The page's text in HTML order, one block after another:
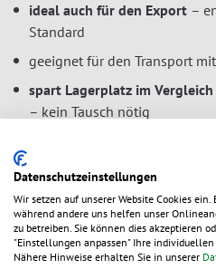
ideal auch für den Export –
Standard
geeignet für den Transport
spart Lagerplatz im
– kein Tausch nötig
zur
Platzausnutzung beim
kann nach Gebrauch im
aus 100 % Papier,
Datenschutzeinstellungen
Wir setzen auf unserer Website Cookies
während andere uns helfen unser
zu betreiben. Sie können dies akzeptieren
"Einstellungen anpassen" Ihre
Nähere Hinweise erhalten Sie in unserer